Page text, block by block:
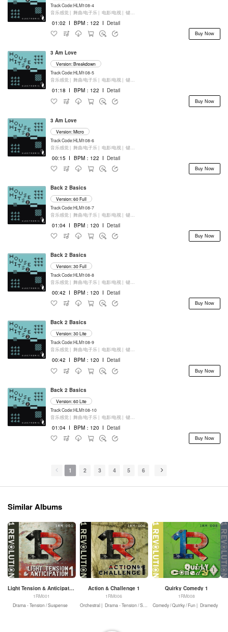
Track Code:HLM108-4
音乐感觉 | 舞曲/电子乐 | 电影/电视 | 键盘乐器
01:02 I BPM：122 I Detail
Buy Now
3 Am Love
Version: Breakdown
Track Code:HLM108-5
音乐感觉 | 舞曲/电子乐 | 电影/电视 | 键盘乐器
01:18 I BPM：122 I Detail
Buy Now
3 Am Love
Version: Micro
Track Code:HLM108-6
音乐感觉 | 舞曲/电子乐 | 电影/电视 | 键盘乐器
00:15 I BPM：122 I Detail
Buy Now
Back 2 Basics
Version: 60 Full
Track Code:HLM108-7
音乐感觉 | 舞曲/电子乐 | 电影/电视 | 键盘乐器
01:04 I BPM：120 I Detail
Buy Now
Back 2 Basics
Version: 30 Full
Track Code:HLM108-8
音乐感觉 | 舞曲/电子乐 | 电影/电视 | 键盘乐器
00:42 I BPM：120 I Detail
Buy Now
Back 2 Basics
Version: 30 Lite
Track Code:HLM108-9
音乐感觉 | 舞曲/电子乐 | 电影/电视 | 键盘乐器
00:42 I BPM：120 I Detail
Buy Now
Back 2 Basics
Version: 60 Lite
Track Code:HLM108-10
音乐感觉 | 舞曲/电子乐 | 电影/电视 | 键盘乐器
01:04 I BPM：120 I Detail
Buy Now
1 2 3 4 5 6
Similar Albums
Light Tension & Anticipation 1
1RM001
Drama - Tension / Suspense
Action & Challenge 1
1RM006
Orchestral | Drama - Tension / Suspense | Drama - Action
Quirky Comedy 1
1RM008
Comedy / Quirky / Fun | Dramedy